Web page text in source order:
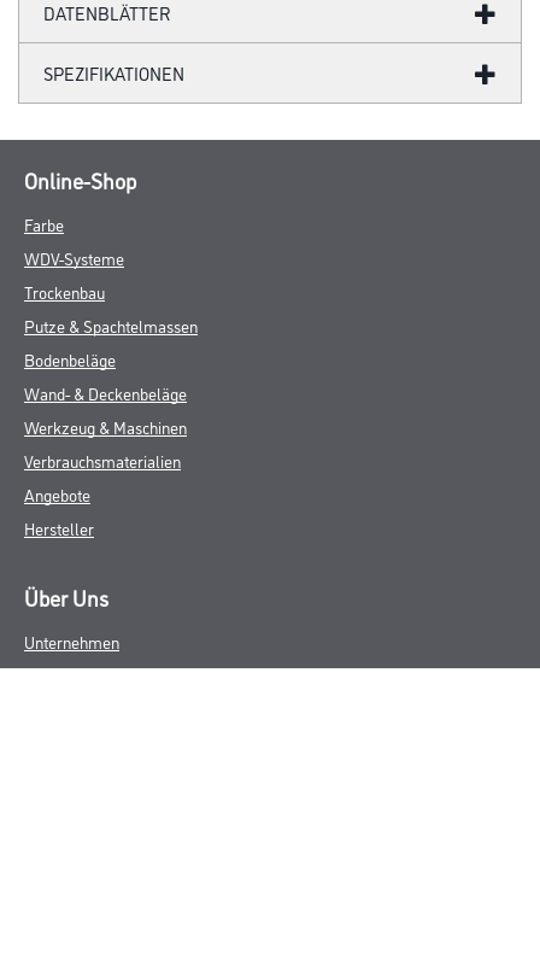
DATENBLÄTTER
SPEZIFIKATIONEN
Online-Shop
Farbe
WDV-Systeme
Trockenbau
Putze & Spachtelmassen
Bodenbeläge
Wand- & Deckenbeläge
Werkzeug & Maschinen
Verbrauchsmaterialien
Angebote
Hersteller
Über Uns
Unternehmen
Aktuelles